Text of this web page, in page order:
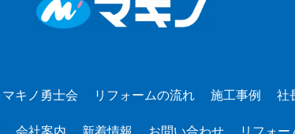
マキノ勇士会 リフォームの流れ 施工事例 社
会社案内 新着情報 お問い合わせ リフォ